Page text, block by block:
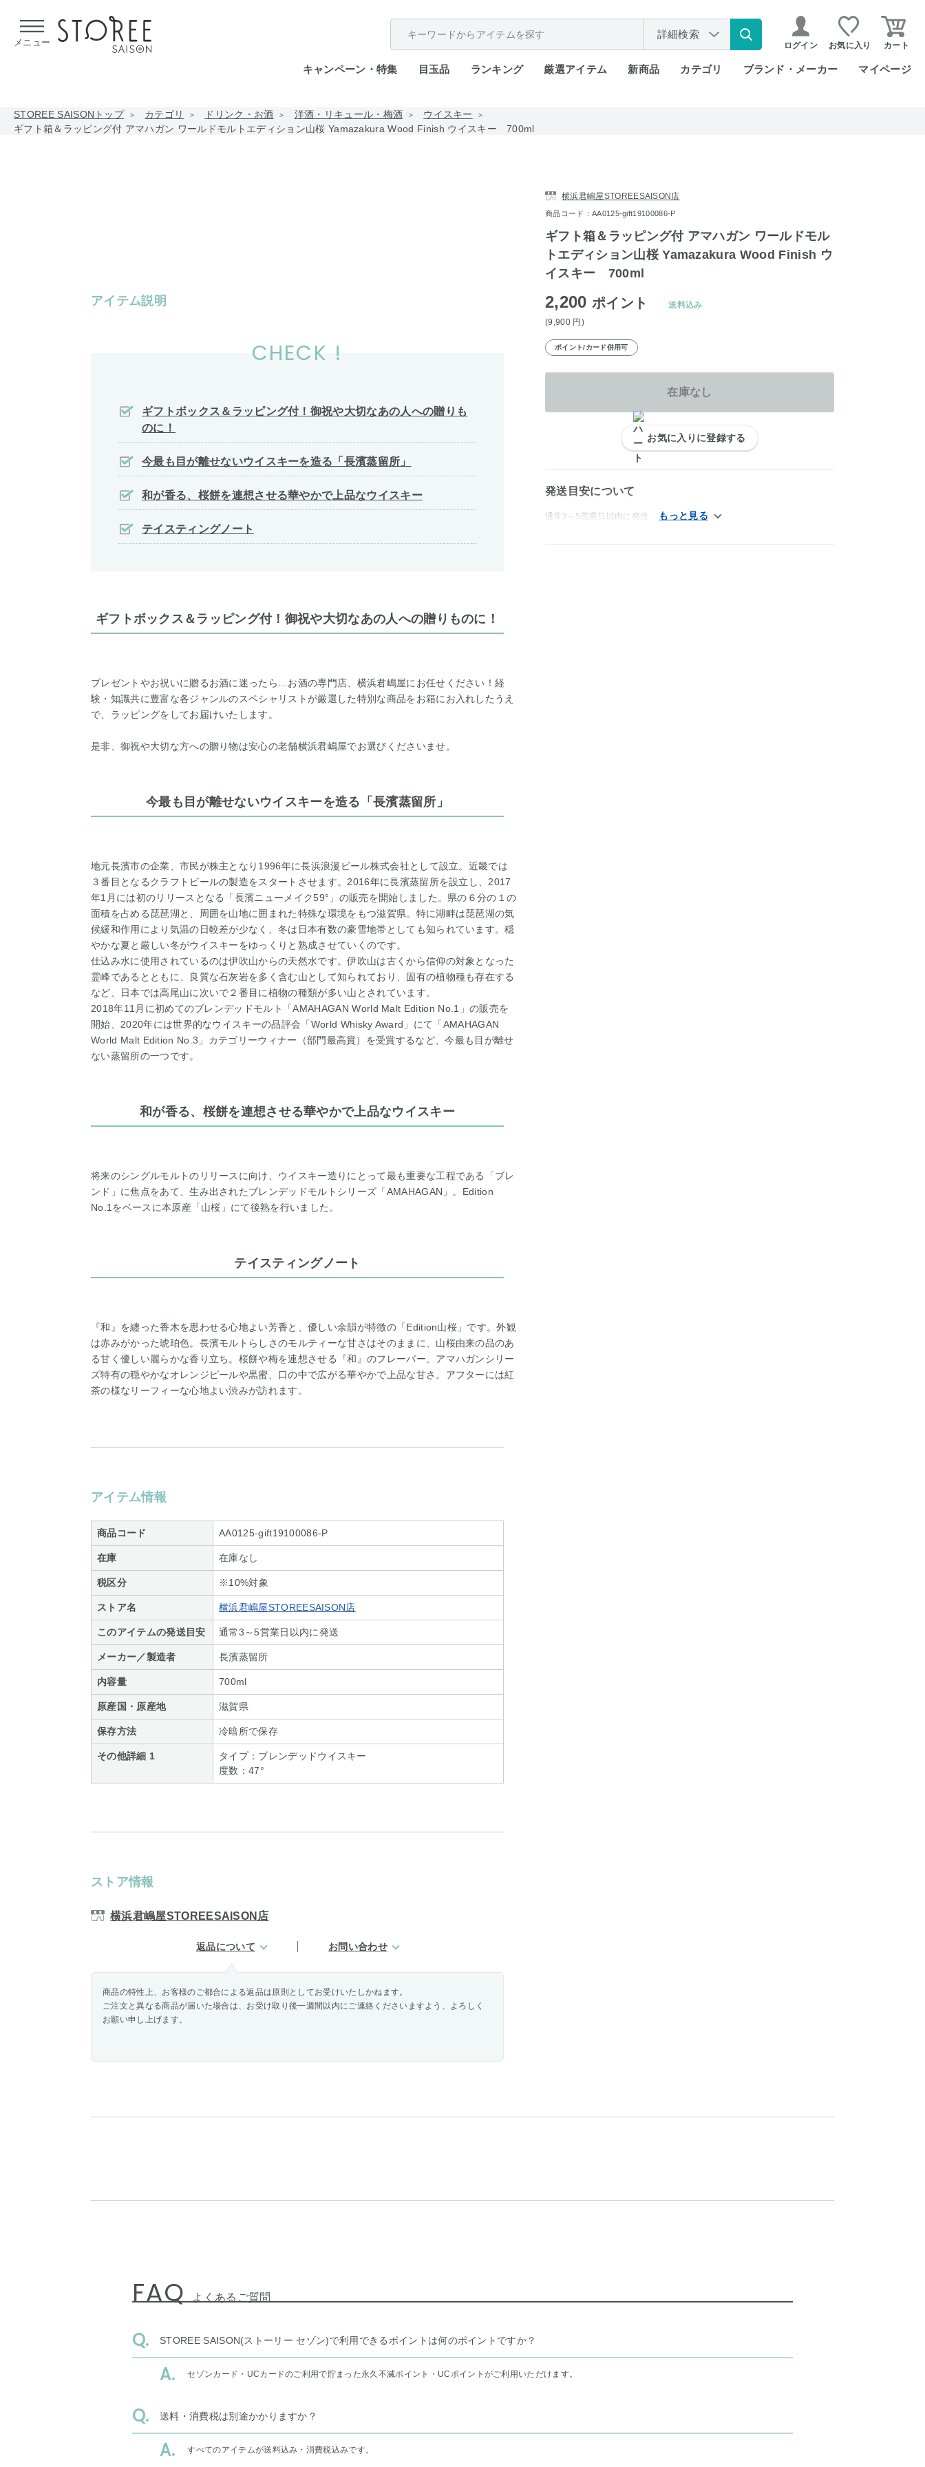
メニュー
詳細検索
ログイン お気に入り カート
キャンペーン・特集 目玉品 ランキング 厳選アイテム 新商品 カテゴリ ブランド・メーカー マイページ
STOREE SAISONトップ カテゴリ ドリンク・お酒 洋酒・リキュール・梅酒
ウイスキー
ギフト箱＆ラッピング付 アマハガン ワールドモルトエディション山桜 Yamazakura Wood Finish ウイスキー 700ml
アイテム説明
CHECK !
ギフトボックス＆ラッピング付！御祝や大切なあの人への贈りも
のに！
今最も目が離せないウイスキーを造る「長濱蒸留所」
和が香る、桜餅を連想させる華やかで上品なウイスキー
テイスティングノート
ギフトボックス＆ラッピング付！御祝や大切なあの人への贈りものに！
プレゼントやお祝いに贈るお酒に迷ったら…お酒の専門店、横浜君嶋屋にお任せください！経
験・知識共に豊富な各ジャンルのスペシャリストが厳選した特別な商品をお箱にお入れしたうえ
で、ラッピングをしてお届けいたします。
是非、御祝や大切な方への贈り物は安心の老舗横浜君嶋屋でお選びくださいませ。
今最も目が離せないウイスキーを造る「長濱蒸留所」
地元長濱市の企業、市民が株主となり1996年に長浜浪漫ビール株式会社として設立。近畿では
３番目となるクラフトビールの製造をスタートさせます。2016年に長濱蒸留所を設立し、2017
年1月には初のリリースとなる「長濱ニューメイク59°」の販売を開始しました。県の６分の１の
面積を占める琵琶湖と、周囲を山地に囲まれた特殊な環境をもつ滋賀県。特に湖畔は琵琶湖の気
候緩和作用により気温の日較差が少なく、冬は日本有数の豪雪地帯としても知られています。穏
やかな夏と厳しい冬がウイスキーをゆっくりと熟成させていくのです。
仕込み水に使用されているのは伊吹山からの天然水です。伊吹山は古くから信仰の対象となった
霊峰であるとともに、良質な石灰岩を多く含む山として知られており、固有の植物種も存在する
など、日本では高尾山に次いで２番目に植物の種類が多い山とされています。
2018年11月に初めてのブレンデッドモルト「AMAHAGAN World Malt Edition No.1」の販売を
開始、2020年には世界的なウイスキーの品評会「World Whisky Award」にて「AMAHAGAN
World Malt Edition No.3」カテゴリーウィナー（部門最高賞）を受賞するなど、今最も目が離せ
ない蒸留所の一つです。
和が香る、桜餅を連想させる華やかで上品なウイスキー
将来のシングルモルトのリリースに向け、ウイスキー造りにとって最も重要な工程である「ブレ
ンド」に焦点をあて、生み出されたブレンデッドモルトシリーズ「AMAHAGAN」。Edition
No.1をベースに本原産「山桜」にて後熟を行いました。
テイスティングノート
『和』を纏った香木を思わせる心地よい芳香と、優しい余韻が特徴の「Edition山桜」です。外観
は赤みがかった琥珀色。長濱モルトらしさのモルティーな甘さはそのままに、山桜由来の品のあ
る甘く優しい麗らかな香り立ち。桜餅や梅を連想させる『和』のフレーバー。アマハガンシリー
ズ特有の穏やかなオレンジピールや黒蜜、口の中で広がる華やかで上品な甘さ。アフターには紅
茶の様なリーフィーな心地よい渋みが訪れます。
アイテム情報
商品コード AA0125-gift19100086-P
在庫 在庫なし
税区分 ※10%対象
ストア名 横浜君嶋屋STOREESAISON店
このアイテムの発送目安 通常3～5営業日以内に発送
メーカー／製造者 長濱蒸留所
内容量 700ml
原産国・原産地 滋賀県
保存方法 冷暗所で保存
その他詳細 1
タイプ：ブレンデッドウイスキー
度数：47°
ストア情報
横浜君嶋屋STOREESAISON店
返品について お問い合わせ
商品の特性上、お客様のご都合による返品は原則としてお受けいたしかねます。
ご注文と異なる商品が届いた場合は、お受け取り後一週間以内にご連絡くださいますよう、よろしく
お願い申し上げます。
横浜君嶋屋STOREESAISON店
商品コード：AA0125-gift19100086-P
ギフト箱＆ラッピング付 アマハガン ワールドモル
トエディション山桜 Yamazakura Wood Finish ウ
イスキー 700ml
2,200 ポイント
(9,900 円 )
送料込み
ポイント/カード併用可
在庫なし
お気に入りに登録する
発送目安について
通常3～5営業日以内に発送
FAQ よくあるご質問
STOREE SAISON(ストーリー セゾン)で利用できるポイントは何のポイントですか？
セゾンカード・UCカードのご利用で貯まった永久不滅ポイント・UCポイントがご利用いただけます。
送料・消費税は別途かかりますか？
すべてのアイテムが送料込み・消費税込みです。